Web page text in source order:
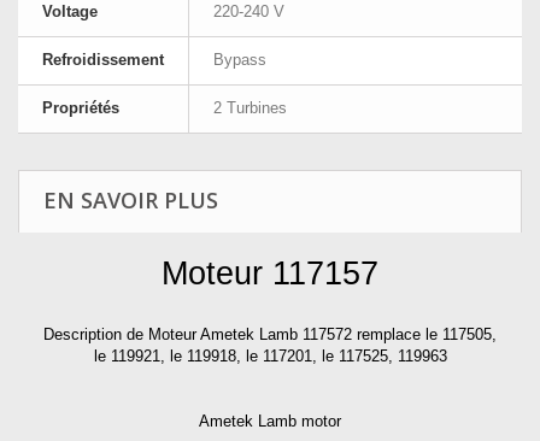
Voltage 220-240 V
Refroidissement Bypass
Propriétés 2 Turbines
EN SAVOIR PLUS
Moteur 117157
Description de Moteur Ametek Lamb 117572 remplace le 117505,
le 119921, le 119918, le 117201, le 117525, 119963
Ametek Lamb motor